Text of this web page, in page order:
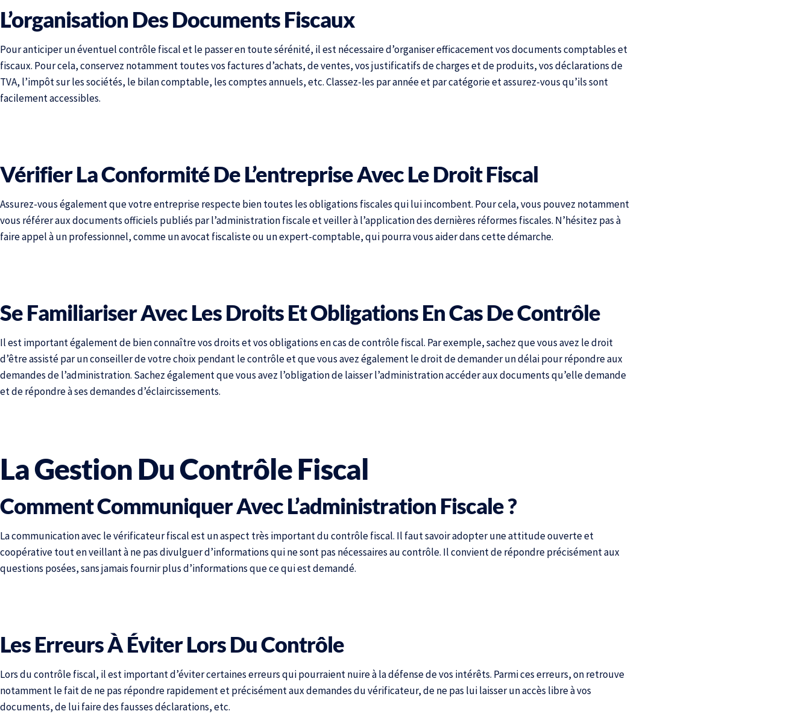
L’organisation Des Documents Fiscaux
Pour anticiper un éventuel contrôle fiscal et le passer en toute sérénité, il est nécessaire d’organiser efficacement vos documents comptables et
fiscaux. Pour cela, conservez notamment toutes vos factures d’achats, de ventes, vos justificatifs de charges et de produits, vos déclarations de
TVA, l’impôt sur les sociétés, le bilan comptable, les comptes annuels, etc. Classez-les par année et par catégorie et assurez-vous qu’ils sont
facilement accessibles.
Vérifier La Conformité De L’entreprise Avec Le Droit Fiscal
Assurez-vous également que votre entreprise respecte bien toutes les obligations fiscales qui lui incombent. Pour cela, vous pouvez notamment
vous référer aux documents officiels publiés par l’administration fiscale et veiller à l’application des dernières réformes fiscales. N’hésitez pas à
faire appel à un professionnel, comme un avocat fiscaliste ou un expert-comptable, qui pourra vous aider dans cette démarche.
Se Familiariser Avec Les Droits Et Obligations En Cas De Contrôle
Il est important également de bien connaître vos droits et vos obligations en cas de contrôle fiscal. Par exemple, sachez que vous avez le droit
d’être assisté par un conseiller de votre choix pendant le contrôle et que vous avez également le droit de demander un délai pour répondre aux
demandes de l’administration. Sachez également que vous avez l’obligation de laisser l’administration accéder aux documents qu’elle demande
et de répondre à ses demandes d’éclaircissements.
La Gestion Du Contrôle Fiscal
Comment Communiquer Avec L’administration Fiscale ?
La communication avec le vérificateur fiscal est un aspect très important du contrôle fiscal. Il faut savoir adopter une attitude ouverte et
coopérative tout en veillant à ne pas divulguer d’informations qui ne sont pas nécessaires au contrôle. Il convient de répondre précisément aux
questions posées, sans jamais fournir plus d’informations que ce qui est demandé.
Les Erreurs À Éviter Lors Du Contrôle
Lors du contrôle fiscal, il est important d’éviter certaines erreurs qui pourraient nuire à la défense de vos intérêts. Parmi ces erreurs, on retrouve
notamment le fait de ne pas répondre rapidement et précisément aux demandes du vérificateur, de ne pas lui laisser un accès libre à vos
documents, de lui faire des fausses déclarations, etc.